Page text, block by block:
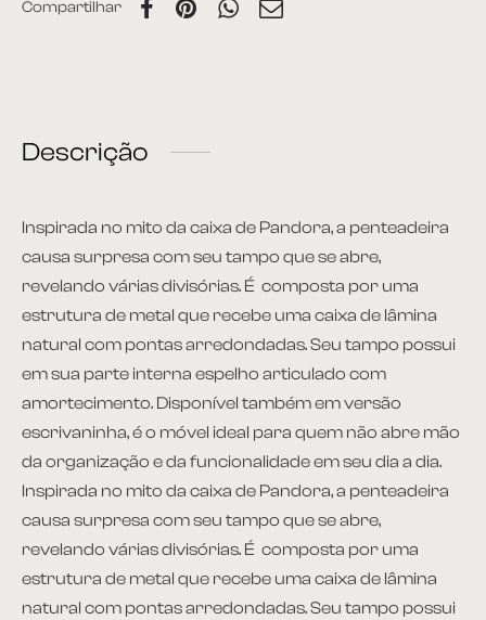
Compartilhar
Descrição
Inspirada no mito da caixa de Pandora, a penteadeira
causa surpresa com seu tampo que se abre,
revelando várias divisórias. É composta por uma
estrutura de metal que recebe uma caixa de lâmina
natural com pontas arredondadas. Seu tampo possui
em sua parte interna espelho articulado com
amortecimento. Disponível também em versão
escrivaninha, é o móvel ideal para quem não abre mão
da organização e da funcionalidade em seu dia a dia.
Inspirada no mito da caixa de Pandora, a penteadeira
causa surpresa com seu tampo que se abre,
revelando várias divisórias. É composta por uma
estrutura de metal que recebe uma caixa de lâmina
natural com pontas arredondadas. Seu tampo possui